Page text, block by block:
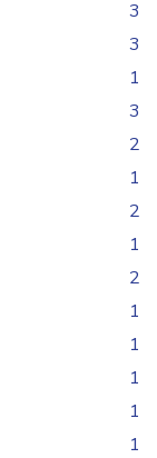
3
3
1
3
2
1
2
1
2
1
1
1
1
1